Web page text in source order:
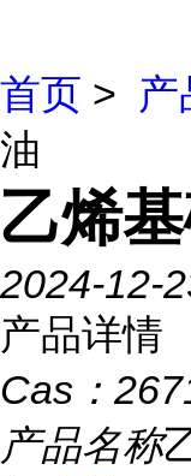
首页 > 产
油
乙烯
2024-12-
产品详情
Cas：
产品名称